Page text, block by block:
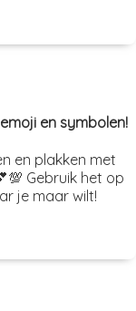
en symbolen!
en plakken met
Gebruik het op
je maar wilt!